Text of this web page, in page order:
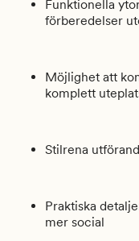
Funktionella
förberedelser
Möjlighet att
komplett
Stilrena
Praktiska
mer social